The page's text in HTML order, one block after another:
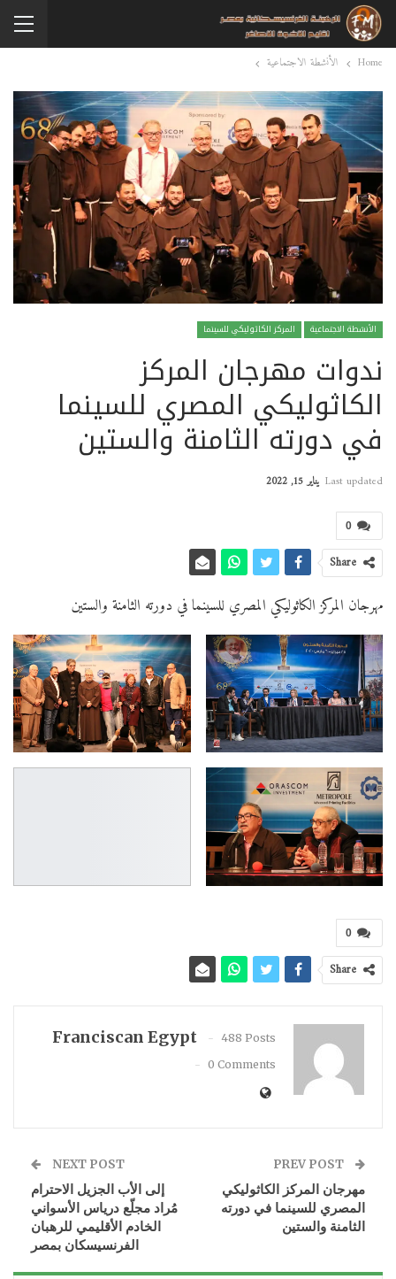
Home الأنشطة الاجتماعية
الأنشطة الاجتماعية المركز الكاثوليكي للسينما
ندوات مهرجان المركز
الكاثوليكي المصري للسينما
في دورته الثامنة والستين
Last updated يناير 15, 2022
0
Share
مهرجان المركز الكاثوليكي المصري للسينما في دورته الثامنة والستين
0
Share
Franciscan Egypt
488 Posts
0 Comments
مهرجان المركز الكاثوليكي
المصري للسينما في دورته
الثامنة والستين
NEXT POST
إلى الأب الجزيل الاحترام
مُراد مجلّع درياس الأسواني
الخادم الأقليمي للرهبان
الفرنسيسكان بمصر